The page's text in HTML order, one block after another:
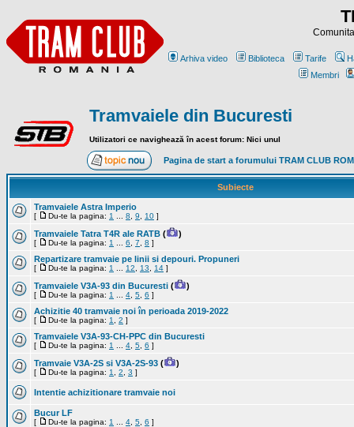
Arhiva video Biblioteca Tarife
Membri
Tramvaiele din Bucuresti
Utilizatori ce navighează în acest forum: Nici unul
Pagina de start a forumului TRAM CLUB
Subiecte
Tramvaiele Astra Imperio
[ Du-te la pagina: 1 8 9 10 ]
Tramvaiele Tatra T4R ale RATB ( )
[ Du-te la pagina: 1 6 7 8 ]
Repartizare tramvaie pe linii si depouri. Propuneri
[ Du-te la pagina: 1 12 13 14 ]
Tramvaiele V3A-93 din Bucuresti ( )
[ Du-te la pagina: 1 4 5 6 ]
Achizitie 40 tramvaie noi în perioada 2019-2022
[ Du-te la pagina: 1 2 ]
Tramvaiele V3A-93-CH-PPC din Bucuresti
[ Du-te la pagina: 1 4 5 6 ]
Tramvaie V3A-2S si V3A-2S-93 ( )
[ Du-te la pagina: 1 2 3 ]
Intentie achizitionare tramvaie noi
Bucur LF
[ Du-te la pagina: 1 4 5 6 ]